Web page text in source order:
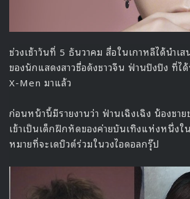
1 MAMA (งานประกาศรางวัล)
2 Produce 101 (วาไรตี้)
4 BBMAs (งานประกาศรางวัล)
6 Taxi Driver (ภาพยนตร์)